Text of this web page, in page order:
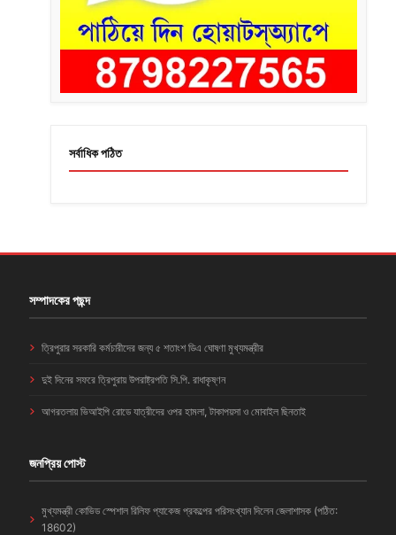
সর্বাধিক পঠিত
সম্পাদকের পছন্দ
ত্রিপুরার সরকারি কর্মচারীদের জন্য ৫ শতাংশ ডিএ ঘোষণা মুখ্যমন্ত্রীর
দুই দিনের সফরে ত্রিপুরায় উপরাষ্ট্রপতি সি.পি. রাধাকৃষ্ণন
আগরতলায় ভিআইপি রোডে যাত্রীদের ওপর হামলা, টাকাপয়সা ও মোবাইল ছিনতাই
জনপ্রিয় পোস্ট
মুখ্যমন্ত্রী কোভিড স্পেশাল রিলিফ প্যাকেজ প্রকল্পের পরিসংখ্যান দিলেন জেলাশাসক (পঠিত:
18602)